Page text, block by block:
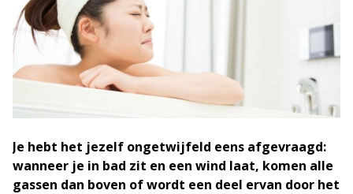
Je hebt het jezelf ongetwijfeld eens afgevraagd:
wanneer je in bad zit en een wind laat, komen alle
gassen dan boven of wordt een deel ervan door het